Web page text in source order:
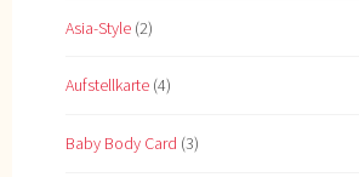
Asia-Style (2)
Aufstellkarte (4)
Baby Body Card (3)